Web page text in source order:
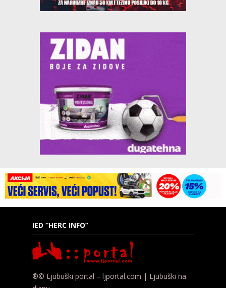
IED “HERC INFO”
®© Ljubuški portal – ljportal.com | Ljubuški na